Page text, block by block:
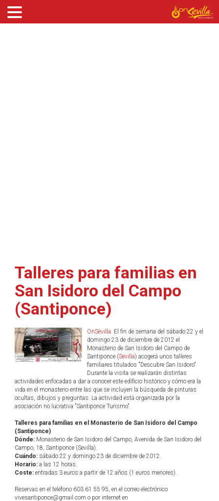
Talleres para familias en
San Isidoro del Campo
(Santiponce)
OnSevilla. El fin de semana del sábado 22 y el
domingo 23 de diciembre de 2012 el
Monasterio de San Isidoro del Campo de
Santiponce (Sevilla) acogerá unos talleres
familiares titulados "Descubre San Isidoro".
Durante la visita se realizarán distintas
actividades enfocadas a dar a conocer este edificio histórico y cómo era la
vida en el monasterio entre las que se incluyen la búsqueda de pinturas
ocultas, dibujos y preguntas. La actividad está organizada por la
asociación no lucrativa "Santiponce Turismo".
Talleres para familias en el Monasterio de San Isidoro del Campo
(Santiponce)
Dónde: Monasterio de San Isidoro del Campo, Avenida de San Isidoro del
Campo, 18, Santiponce (Sevilla).
Cuándo: sábado 22 y domingo 23 de diciembre de 2012.
Horario: a las 12 horas.
Coste: entradas 3 euros a partir de 12 años (1 euros menores).
Reservas en el teléfono 603 61 55 95, en el correo electrónico
vivesantiponce@gmail.com o por internet en